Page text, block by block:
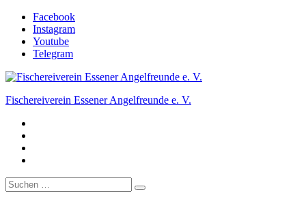
Zum
Inhalt
springen
Facebook
Instagram
Youtube
Telegram
Fischereiverein Essener Angelfreunde e. V.
Der Angelverein in Essen.
Suche
nach: